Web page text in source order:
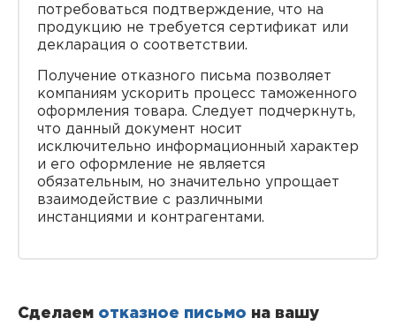
потребоваться подтверждение, что на
продукцию не требуется сертификат или
декларация о соответствии.
Получение отказного письма позволяет
компаниям ускорить процесс таможенного
оформления товара. Следует подчеркнуть,
что данный документ носит
исключительно информационный характер
и его оформление не является
обязательным, но значительно упрощает
взаимодействие с различными
инстанциями и контрагентами.
Сделаем отказное письмо на вашу